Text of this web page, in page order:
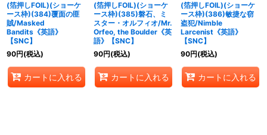
(箔押しFOIL)(ショーケ
ース枠)(384)覆面の匪
賊/Masked
Bandits《英語》
【SNC】
90円(税込)
カートに入れる
(箔押しFOIL)(ショーケ
ース枠)(385)磐石、ミ
スター・オルフィオ/Mr.
Orfeo, the Boulder《英
語》【SNC】
90円(税込)
カートに入れる
(箔押しFOIL)(ショーケ
ース枠)(386)敏捷な窃
盗犯/Nimble
Larcenist《英語》
【SNC】
90円(税込)
カートに入れる